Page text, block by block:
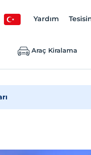
Yardım
Araç Kiralama